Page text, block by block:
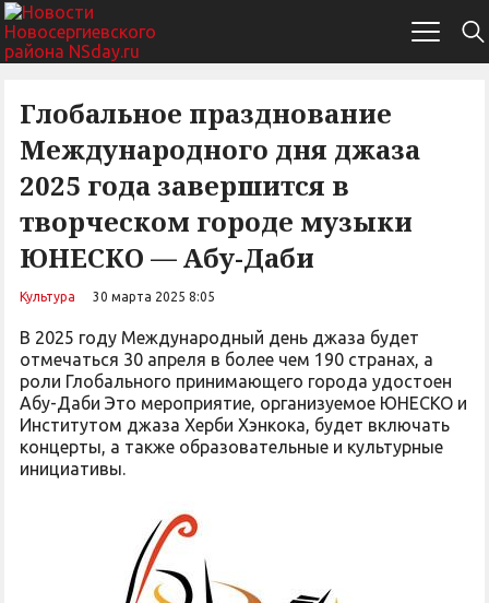
Глобальное празднование
Международного дня джаза
2025 года завершится в
творческом городе музыки
ЮНЕСКО — Абу-Даби
Культура 30 марта 2025 8:05
В 2025 году Международный день джаза будет
отмечаться 30 апреля в более чем 190 странах, а
роли Глобального принимающего города удостоен
Абу-Даби Это мероприятие, организуемое ЮНЕСКО и
Институтом джаза Херби Хэнкока, будет включать
концерты, а также образовательные и культурные
инициативы.